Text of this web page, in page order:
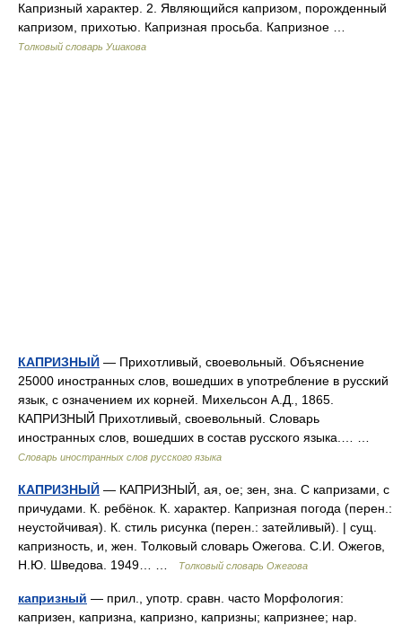
Капризный характер. 2. Являющийся капризом, порожденный
капризом, прихотью. Капризная просьба. Капризное …
Толковый словарь Ушакова
КАПРИЗНЫЙ — Прихотливый, своевольный. Объяснение
25000 иностранных слов, вошедших в употребление в русский
язык, с означением их корней. Михельсон А.Д., 1865.
КАПРИЗНЫЙ Прихотливый, своевольный. Словарь
иностранных слов, вошедших в состав русского языка.… …
Словарь иностранных слов русского языка
КАПРИЗНЫЙ — КАПРИЗНЫЙ, ая, ое; зен, зна. С капризами, с
причудами. К. ребёнок. К. характер. Капризная погода (перен.:
неустойчивая). К. стиль рисунка (перен.: затейливый). | сущ.
капризность, и, жен. Толковый словарь Ожегова. С.И. Ожегов,
Н.Ю. Шведова. 1949… …
Толковый словарь Ожегова
капризный — прил., употр. сравн. часто Морфология:
капризен, капризна, капризно, капризны; капризнее; нар.